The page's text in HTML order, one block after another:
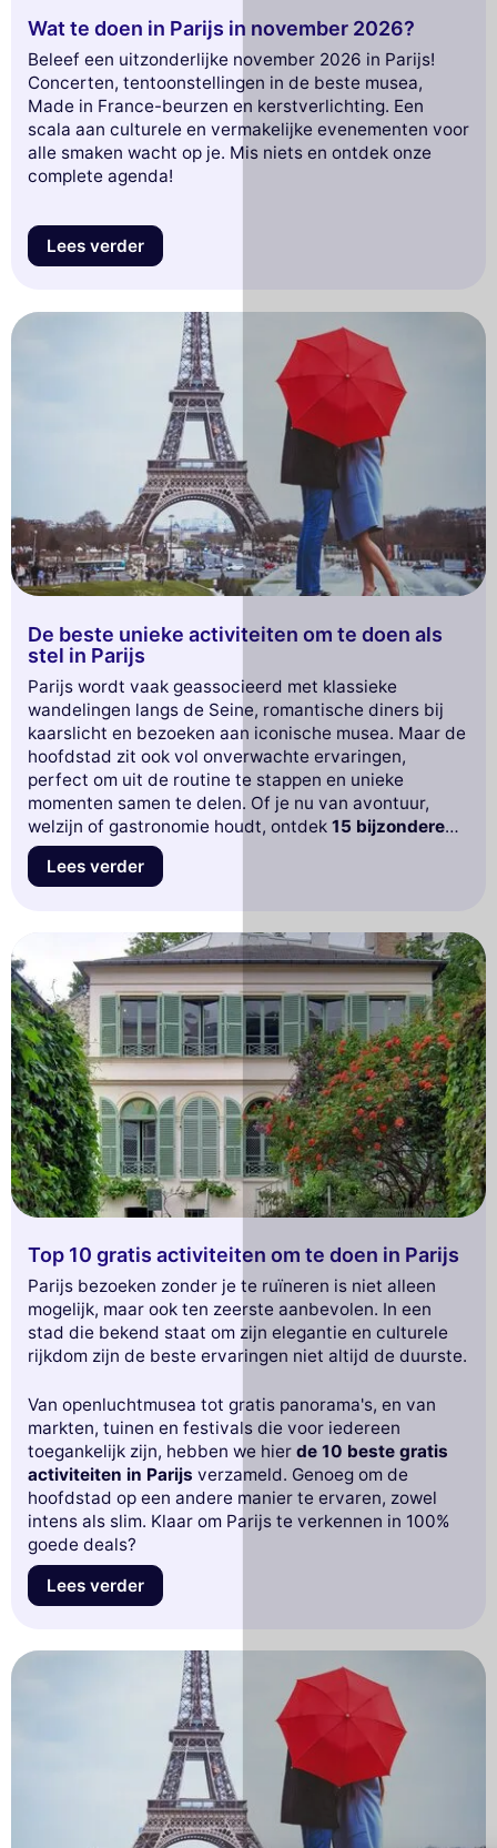
Deze website gebruikt
Wij gebruiken cookies en uw persoonlijke
gegevens om uw browse-ervaring te
Wat te doen in Parijs in november 2026?
Beleef een uitzonderlijke november 2026 in Parijs!
Concerten, tentoonstellingen in de beste musea,
Made in France-beurzen en kerstverlichting. Een
scala aan culturele en vermakelijke evenementen voor
alle smaken wacht op je. Mis niets en ontdek onze
complete agenda!
Lees verder
De beste unieke activiteiten om te doen als
stel in Parijs
Parijs wordt vaak geassocieerd met klassieke
wandelingen langs de Seine, romantische diners bij
kaarslicht en bezoeken aan iconische musea. Maar de
hoofdstad zit ook vol onverwachte ervaringen,
perfect om uit de routine te stappen en unieke
momenten samen te delen. Of je nu van avontuur,
welzijn of gastronomie houdt, ontdek 15 bijzondere
activiteiten om als stel in Parijs te doen
Lees verder
Top 10 gratis activiteiten om te doen in Parijs
Parijs bezoeken zonder je te ruïneren is niet alleen
mogelijk, maar ook ten zeerste aanbevolen. In een
stad die bekend staat om zijn elegantie en culturele
rijkdom zijn de beste ervaringen niet altijd de duurste.
Van openluchtmusea tot gratis panorama's, en van
markten, tuinen en festivals die voor iedereen
toegankelijk zijn, hebben we hier de 10 beste gratis
activiteiten in Parijs verzameld. Genoeg om de
hoofdstad op een andere manier te ervaren, zowel
intens als slim. Klaar om Parijs te verkennen in 100%
goede deals?
Lees verder